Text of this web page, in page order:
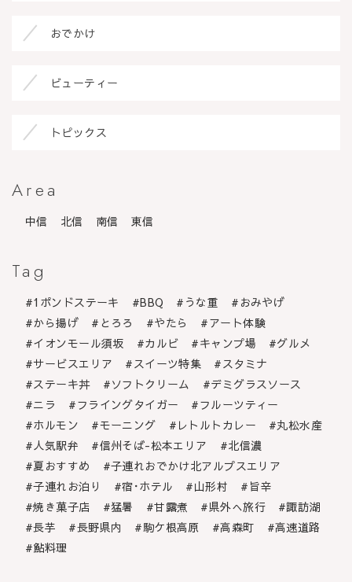
おでかけ
ビューティー
トピックス
Area
中信 北信 南信 東信
Tag
1ポンドステーキ BBQ うな重
おみやげ
から揚げ
とろろ やたら
アート体験
イオンモール須坂
カルビ キャンプ場
グルメ
サービスエリア
スイーツ特集
スタミナ
ステーキ丼
ソフトクリーム
デミグラスソース
ニラ
フライングタイガー
フルーツティー
ホルモン
モーニング レトルトカレー
丸松水産
人気駅弁
信州そば-松本エリア
北信濃
夏おすすめ
子連れおでかけ北アルプスエリア
子連れお泊り
宿･ホテル 山形村
旨辛
焼き菓子店
猛暑 甘露煮 県外へ旅行
諏訪湖
長芋
長野県内 駒ケ根高原 高森町
高速道路
鮎料理